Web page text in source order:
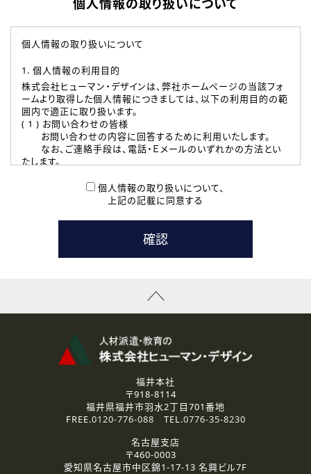
個人情報の取り扱いについて
個人情報の取り扱いについて
1. 個人情報の利用目的
株式会社ヒューマン・デザインは、弊社ホームページの当該フォ
ームより取得した個人情報につきましては、以下の利用目的の範
囲内で適正に取り扱います。
( 1 ) お問い合わせの皆様
お問い合わせの内容に回答するために利用いたします。
なお、ご連絡手段は、電話・Ｅメールのいずれかの方法とい
たします。
本登録に関するご連絡および本登録時の参考情報として利
たします。
( 3 ) スタッフ派遣を検討されている企業の皆様
お問い合わせの内容に回答するために利用いたします。
なお、ご連絡手段は、電話・Ｅメールのいずれかの方法とい
資料送付、受講相談に関するご連絡のために利用いたしま
その他、お問い合わせの内容に回答するために利用いたし
なお、ご連絡手段は、電話・Ｅメールのいずれかの方法とい
2.個人情報の第三者提供
ご提供いただいた個人情報は、法令等の規定に従う場合を除き、
3.個人情報の取り扱いの委託
弊社の定める個人情報保護の評価基準を満たした委託先に、個
個人情報の取り扱いについて、
上記の記載に同意する
福井本社
〒918-8114
福井県福井市羽水2丁目701番地
FREE.0120-776-088 TEL.0776-35-8230
名古屋支店
〒460-0003
愛知県名古屋市中区錦1-17-13 名興ビル7F